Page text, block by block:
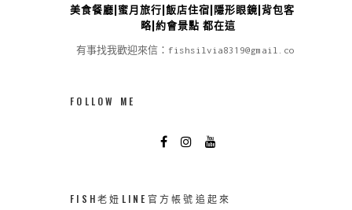
美食餐廳|蜜月旅行|飯店住宿|隱形眼鏡|背包客攻
略|約會景點 都在這
有事找我歡迎來信：fishsilvia8319@gmail.com
FOLLOW ME
FISH老妞LINE官方帳號追起來